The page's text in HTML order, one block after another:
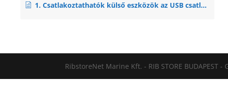
1. Csatlakoztathatók külső eszközök az USB csatlakozóra?
RibstoreNet Marine Kft. - RIB STORE BUDAPEST